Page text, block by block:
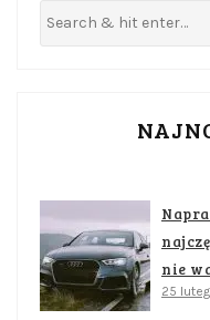
nie
25